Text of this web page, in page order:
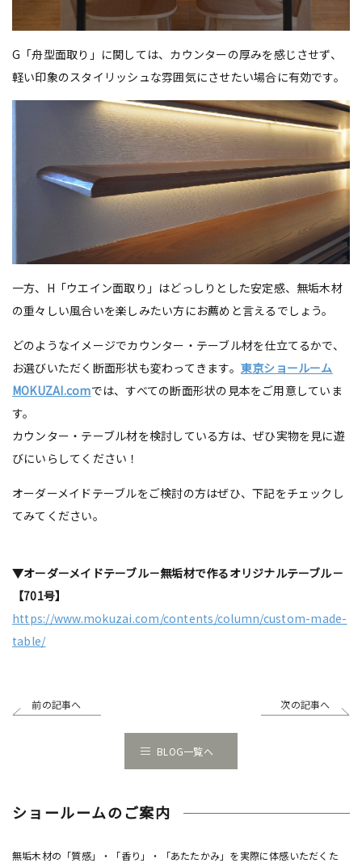
G「舟型面取り」に関しては、カウンターの厚みを感じさせず、
軽い印象のスタイリッシュな雰囲気にさせたい場合に有効です。
一方、H「ウエイン面取り」はどっしりとした安定感、無垢木材
の重々しい風合いを楽しみたい方にお薦めと言えるでしょう。
どのようなイメージでカウンター・テーブル材を仕立てるかで、
お選びいただく断面形状も変わってきます。 東京ショールーム
MOKUZAI.comでは、すべての断面形状の見本をご用意していま
す。
カウンター・テーブル材を検討している方は、ぜひ実物を見に遊
びにいらしてください！
オーダーメイドテーブルをご検討の方はぜひ、下記をチェックし
てみてください。
▼オーダーメイドテーブル－無垢材で作るオリジナルテーブル－
【701号】
https://www.mokuzai.com/contents/column/custom-made-
table/
前の記事へ 次の記事へ
BLOG一覧へ
ショールームのご案内
無垢木材の「質感」・「香り」・「あたたかみ」を実際に体感いただくた